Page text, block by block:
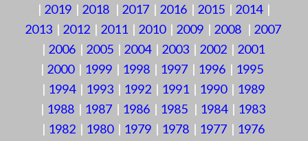
| 2019| 2018| 2017| 2016| 2015| 2014|
2013 | 2012 | 2011 | 2010| 2009 | 2008 | 2007
| 2006| 2005| 2004| 2003| 2002| 2001
| 2000| 1999 | 1998 | 1997 | 1996 | 1995
| 1994| 1993| 1992| 1991| 1990| 1989
| 1988 | 1987 | 1986 | 1985 | 1984| 1983
| 1982| 1980| 1979| 1978| 1977| 1976